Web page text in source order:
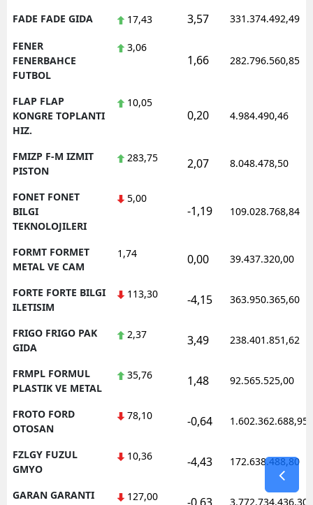
FADE FADE GIDA 17,43 3,57 331.374.492,49
FENER
FENERBAHCE
FUTBOL
3,06
1,66 282.796.560,85
FLAP FLAP
KONGRE TOPLANTI
HIZ.
10,05
0,20 4.984.490,46
FMIZP F-M IZMIT
PISTON
283,75 2,07 8.048.478,50
FONET FONET
BILGI
TEKNOLOJILERI
5,00
-1,19 109.028.768,84
FORMT FORMET
METAL VE CAM
1,74 0,00 39.437.320,00
FORTE FORTE BILGI
ILETISIM
113,30 -4,15 363.950.365,60
FRIGO FRIGO PAK
GIDA
2,37 3,49 238.401.851,62
FRMPL FORMUL
PLASTIK VE METAL
35,76 1,48 92.565.525,00
FROTO FORD
OTOSAN
78,10 -0,64 1.602.362.688,95
FZLGY FUZUL
GMYO
10,36 -4,43 172.638.488,80
GARAN GARANTI
127,00 3.772.734.436,30